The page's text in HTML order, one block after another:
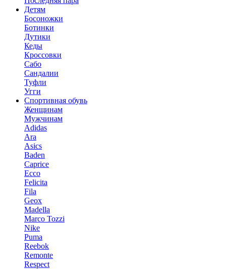
Детям
Босоножки
Ботинки
Дутики
Кеды
Кроссовки
Сабо
Сандалии
Туфли
Угги
Спортивная обувь
Женщинам
Мужчинам
Adidas
Ara
Asics
Baden
Caprice
Ecco
Felicita
Fila
Geox
Madella
Marco Tozzi
Nike
Puma
Reebok
Remonte
Respect